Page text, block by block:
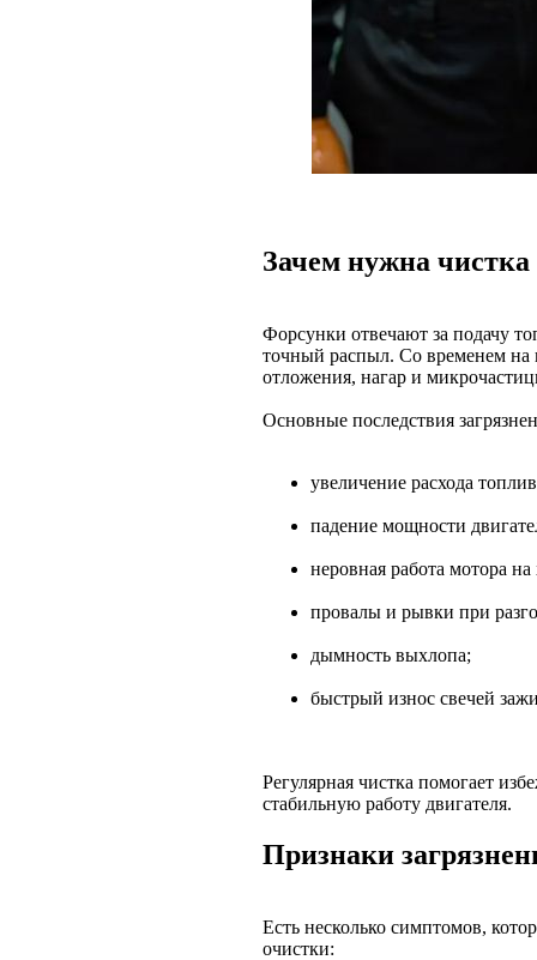
Зачем нужна
Форсунки отвечают за подачу
точный распыл. Со временем на
отложения, нагар и
Основные последствия
увеличение расхода
падение мощности
неровная работа мотора
провалы и рывки при
дымность выхлопа;
быстрый износ свечей
Регулярная чистка помогает
стабильную работу двигателя.
Признаки
Есть несколько симптомов,
очистки: